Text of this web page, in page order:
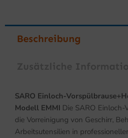
Beschreibung
SARO Einloch-
Modell EMMI Die SARO
die Vorreinigung von Geschirr,
Arbeitsutensilien in